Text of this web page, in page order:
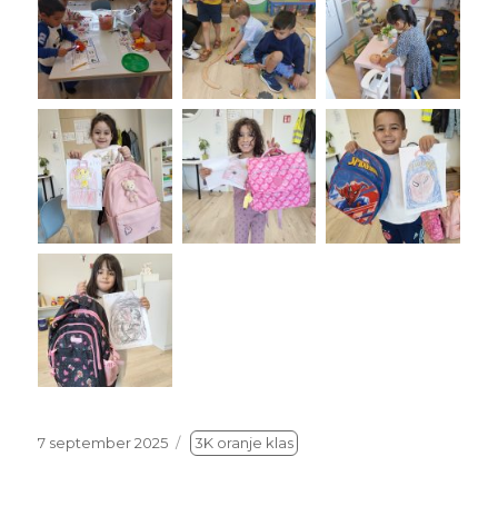
Geplaatst
7 september 2025 3K oranje klas